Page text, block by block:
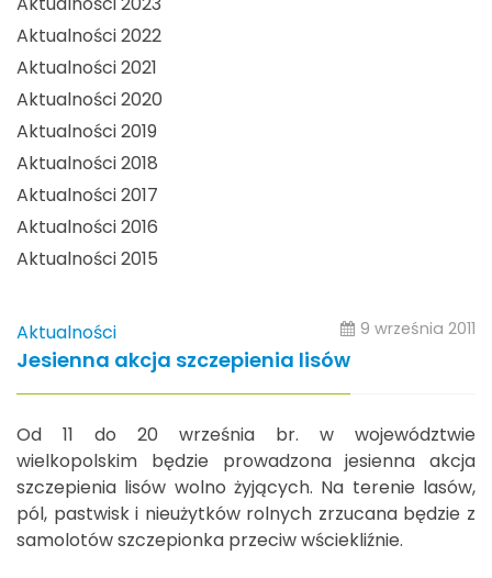
Aktualności 2022
Aktualności 2021
Aktualności 2020
Aktualności 2019
Aktualności 2018
Aktualności 2017
Aktualności 2016
Aktualności 2015
Aktualności 9 września 2011
Jesienna akcja szczepienia lisów
Od 11 do 20 września br. w województwie
wielkopolskim będzie prowadzona jesienna akcja
szczepienia lisów wolno żyjących. Na terenie lasów,
pól, pastwisk i nieużytków rolnych zrzucana będzie z
samolotów szczepionka przeciw wściekliźnie.